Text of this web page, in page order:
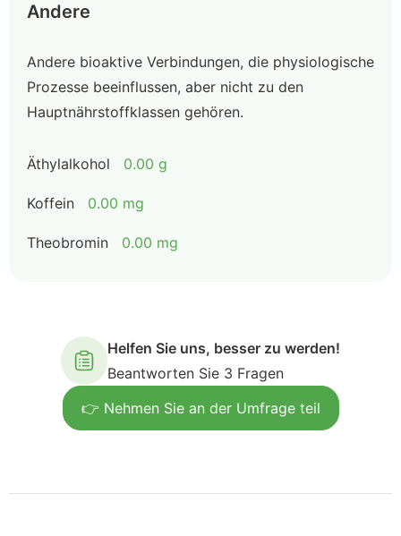
Andere
Andere bioaktive Verbindungen, die physiologische
Prozesse beeinflussen, aber nicht zu den
Hauptnährstoffklassen gehören.
Äthylalkohol 0.00 g
Koffein 0.00 mg
Theobromin 0.00 mg
Helfen Sie uns, besser zu werden!
Beantworten Sie 3 Fragen
👉 Nehmen Sie an der Umfrage teil